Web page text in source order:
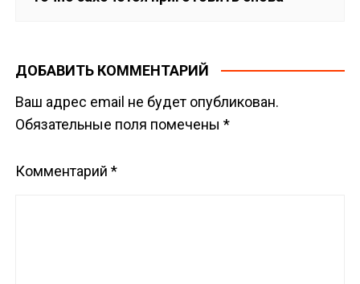
ДОБАВИТЬ КОММЕНТАРИЙ
Ваш адрес email не будет опубликован.
Обязательные поля помечены*
Комментарий*